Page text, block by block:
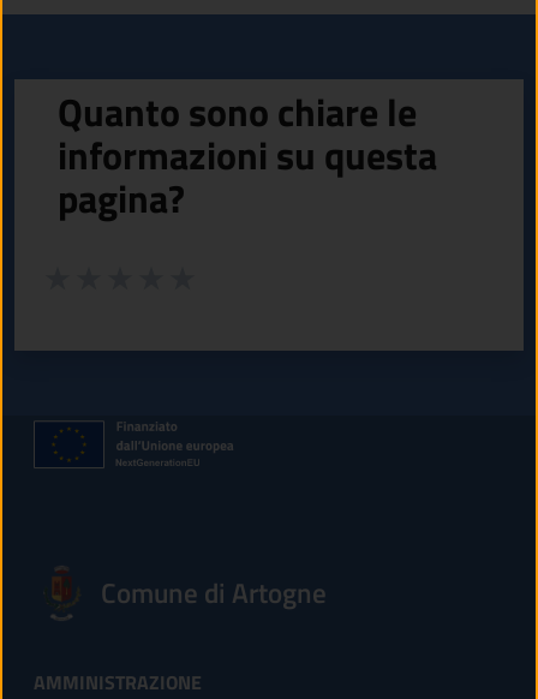
Quanto sono chiare le
informazioni su questa
pagina?
Comune di Artogne
AMMINISTRAZIONE